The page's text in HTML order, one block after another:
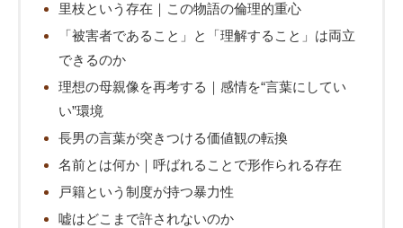
里枝という存在｜この物語の倫理的重心
「被害者であること」と「理解すること」は両立
できるのか
理想の母親像を再考する｜感情を“言葉にしてい
い”環境
長男の言葉が突きつける価値観の転換
名前とは何か｜呼ばれることで形作られる存在
戸籍という制度が持つ暴力性
嘘はどこまで許されないのか